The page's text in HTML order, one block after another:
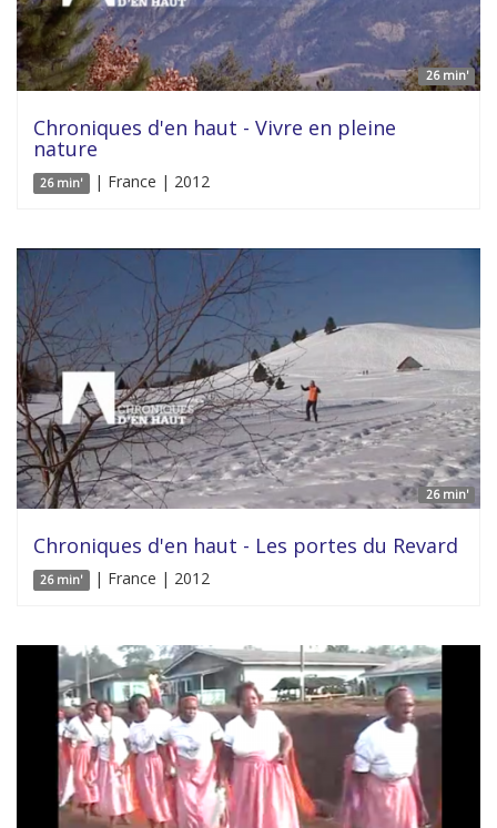
26 min'
Chroniques d'en haut - Vivre en pleine
nature
26 min' | France | 2012
26 min'
Chroniques d'en haut - Les portes du Revard
26 min' | France | 2012